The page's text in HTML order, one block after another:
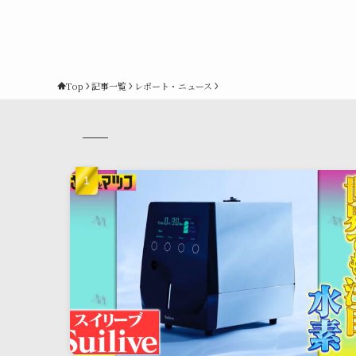
Top 記事一覧 レポート・ニュース